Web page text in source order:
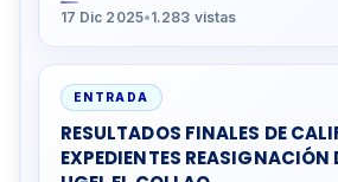
17 Dic 2025•1.283 vistas
ENTRADA
RESULTADOS FINALES DE
EXPEDIENTES REASIGNACIÓN